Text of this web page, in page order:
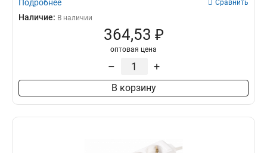
Подробнее Сравнить
Наличие: В наличии
364,53 ₽
оптовая цена
– +
В корзину